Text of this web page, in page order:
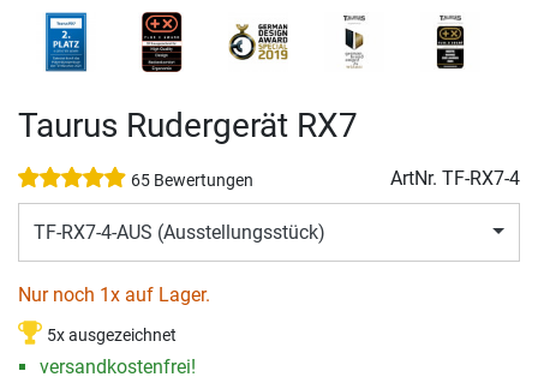
Taurus Rudergerät RX7
65 Bewertungen ArtNr. TF-RX7-4
TF-RX7-4-AUS (Ausstellungsstück)
Nur noch 1x auf Lager.
5x ausgezeichnet
versandkostenfrei!